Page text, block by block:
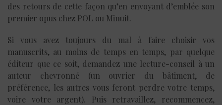
des retours de cette façon qu’en envoyant d’emblée son
premier opus chez POL ou Minuit.
Si vous avez toujours du mal à faire choisir vos
manuscrits, au moins de temps en temps, par quelque
éditeur que ce soit, demandez une lecture-conseil à un
auteur chevronné (un ouvrier du bâtiment, de
préférence, les autres vous feront perdre votre temps,
voire votre argent). Puis retravaillez, recommencez,